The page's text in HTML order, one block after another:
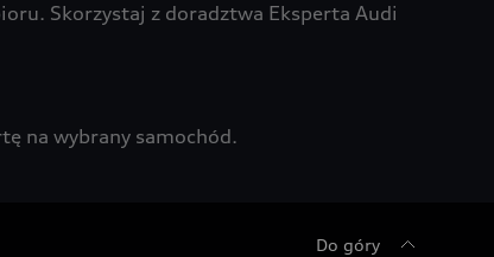
Skorzystaj z doradztwa Eksperta Audi
na wybrany samochód.
Do góry